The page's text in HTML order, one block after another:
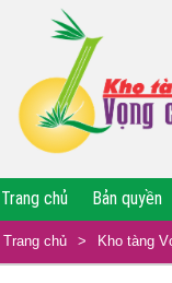
Trang chủ Bản quyền
Trang chủ > Kho tàng